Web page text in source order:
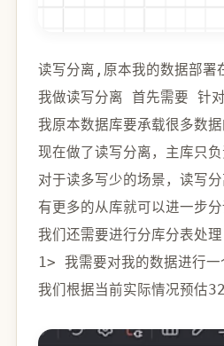
读写分离 , 原本我的数据部署
我做读写分离 首先需要 针
我原本数据库要承载很多
现在做了读写分离，主库只
对于读多写少的场景，读写
有更多的从库就可以进一步
1> 我需要对我的数据进行一
我们根据当前实际情况预估32